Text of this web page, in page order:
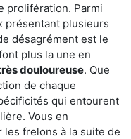
prolifération. Parmi
présentant plusieurs
désagrément est le
plus la une en
douloureuse. Que
de chaque
qui entourent
Vous en
frelons à la suite de